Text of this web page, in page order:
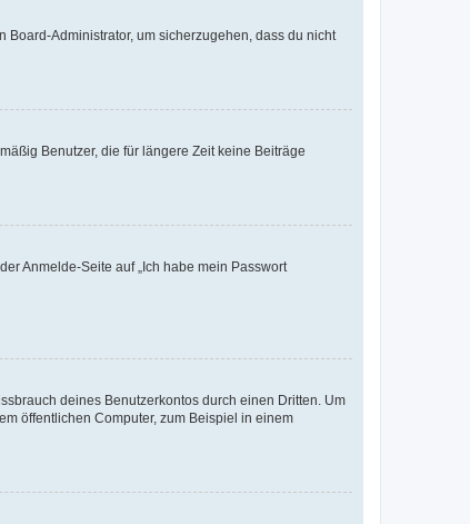
Administrator, um sicherzugehen, dass du nicht
Benutzer, die für längere Zeit keine Beiträge
Anmelde-Seite auf „Ich habe mein Passwort
deines Benutzerkontos durch einen Dritten. Um
öffentlichen Computer, zum Beispiel in einem